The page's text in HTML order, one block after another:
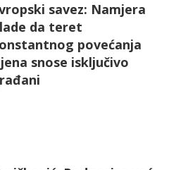
savez: Namjera
da teret
povećanja
snose isključivo